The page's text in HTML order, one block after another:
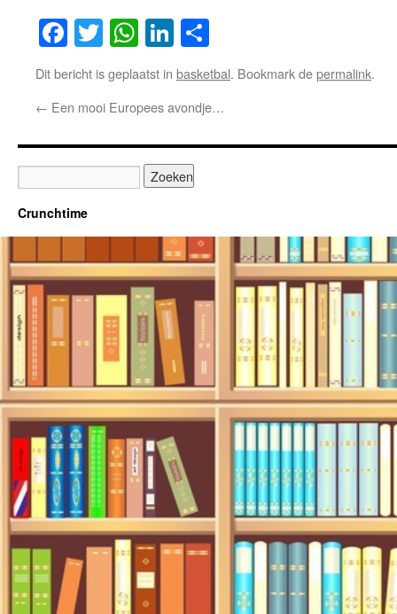
Facebook
TwitterWhatsApp
LinkedIn
Dit bericht is geplaatst in basketbal. Bookmark depermalink.
← Een mooi Europees avondje…
Crunchtime